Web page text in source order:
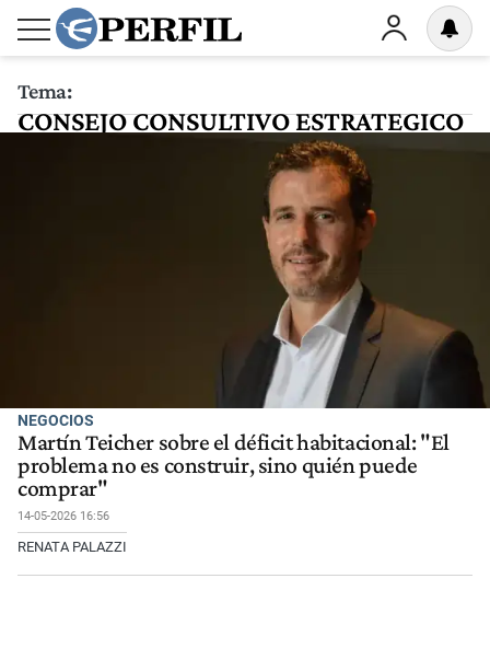
Tema:
CONSEJO CONSULTIVO ESTRATEGICO
NEGOCIOS
Martín Teicher sobre el déficit habitacional: "El
problema no es construir, sino quién puede
comprar"
14-05-2026 16:56
RENATA PALAZZI